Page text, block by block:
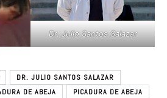
Dr. Julio Santos Salazar
DR. JULIO SANTOS SALAZAR
DE ABEJA
PICADURA DE ABEJA